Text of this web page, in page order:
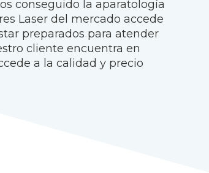
conseguido la aparatología
Laser del mercado accede
preparados para atender
cliente encuentra en
a la calidad y precio